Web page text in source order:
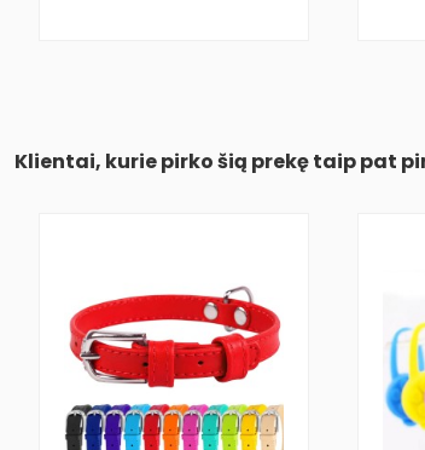
Klientai, kurie pirko šią prekę taip pat